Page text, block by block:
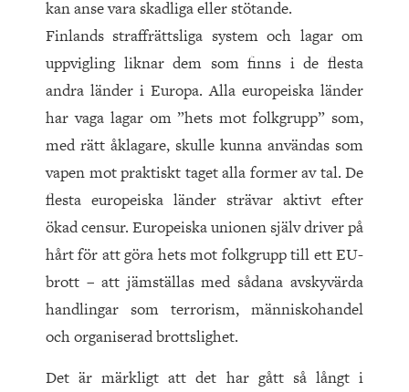
kan anse vara skadliga eller stötande.
Finlands straffrättsliga system och lagar om
uppvigling liknar dem som finns i de flesta
andra länder i Europa. Alla europeiska länder
har vaga lagar om ”hets mot folkgrupp” som,
med rätt åklagare, skulle kunna användas som
vapen mot praktiskt taget alla former av tal. De
flesta europeiska länder strävar aktivt efter
ökad censur. Europeiska unionen själv driver på
hårt för att göra hets mot folkgrupp till ett EU-
brott – att jämställas med sådana avskyvärda
handlingar som terrorism, människohandel
och organiserad brottslighet.
Det är märkligt att det har gått så långt i